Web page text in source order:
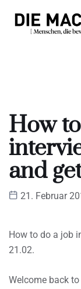
How
and
21. Februar
How to do a job
21.02.
Welcome back